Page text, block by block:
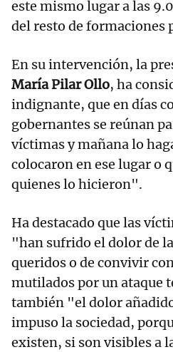
este mismo lugar a las
del resto de formaciones
En su intervención, la
María Pilar Ollo, ha
indignante, que en días
gobernantes se reúnan
víctimas y mañana lo
colocaron en ese lugar o
quienes lo hicieron".
Ha destacado que las
"han sufrido el dolor de
queridos o de convivir
mutilados por un ataque
también "el dolor
impuso la sociedad,
existen, si son visibles a